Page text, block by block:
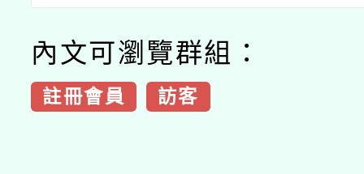
內文可瀏覽群組：
註冊會員 訪客